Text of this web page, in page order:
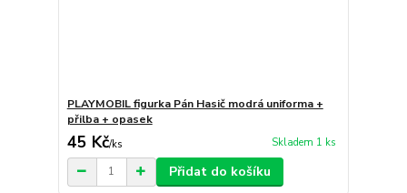
PLAYMOBIL figurka Pán Hasič modrá uniforma +
přilba + opasek
45 Kč/ks Skladem 1 ks
Přidat do košíku